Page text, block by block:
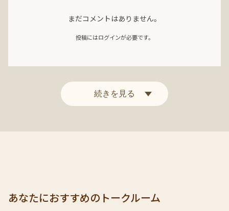
まだコメントはありません。
投稿にはログインが必要です。
続きを見る
あなたにおすすめのトークルーム